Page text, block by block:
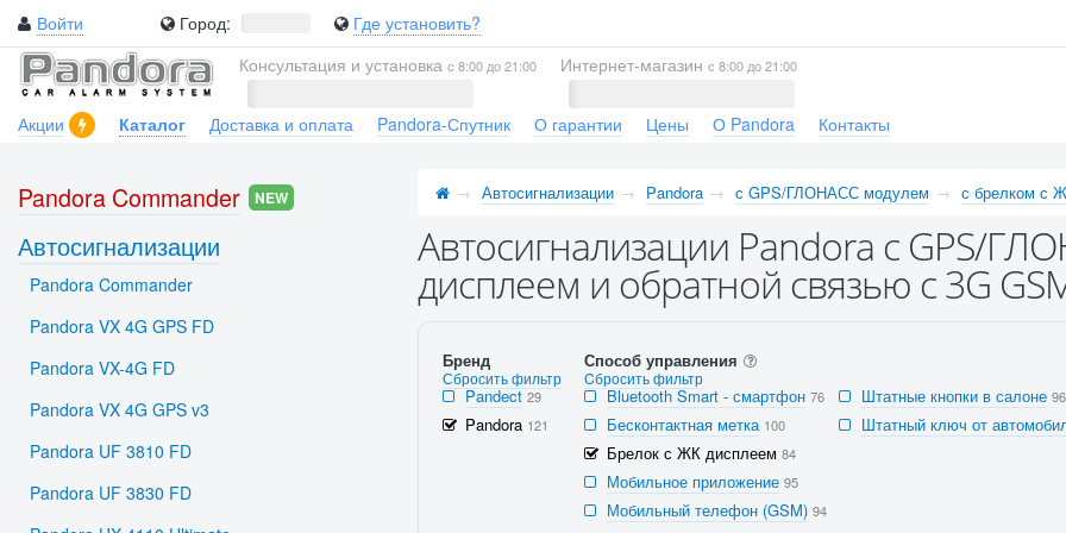
Войти Город:
Где установить?
Консультация и установка с 8:00 до 21:00 Интернет-магазин с 8:00 до 21:00
Акции Каталог Доставка и оплата Pandora-Спутник О гарантии Цены О Pandora Контакты
Автосигнализации Pandora с GPS/ГЛОНАСС модулем с брелком с
Автосигнализации Pandora с GPS/
дисплеем и обратной связью с 3G
Бренд
Сбросить фильтр
Pandect 29
Pandora 121
Способ управления
Cбросить фильтр
Bluetooth Smart - смартфон 76
Бесконтактная метка 100
Брелок с ЖК дисплеем 84
Мобильное приложение 95
Мобильный телефон (GSM) 94
Штатные кнопки в салоне 96
Штатный ключ от
Pandora Commander NEW
Автосигнализации
Pandora Commander
Pandora VX 4G GPS FD
Pandora VX-4G FD
Pandora VX 4G GPS v3
Pandora UF 3810 FD
Pandora UF 3830 FD